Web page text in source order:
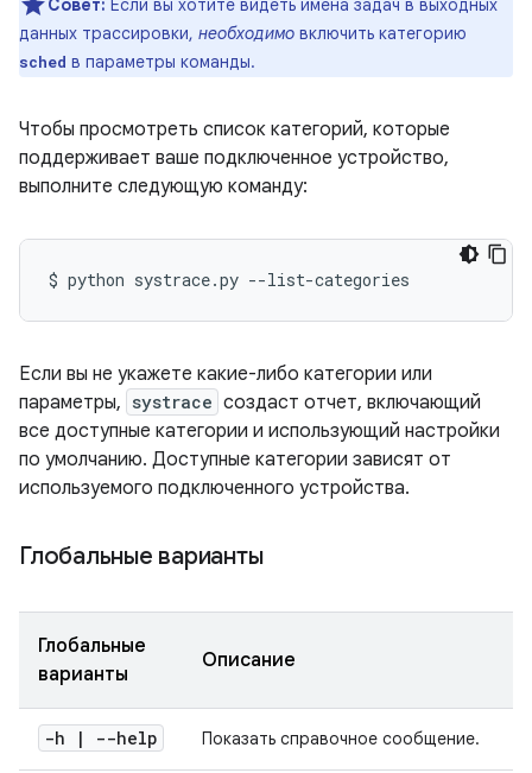
Совет: Если вы хотите видеть имена задач в выходных
данных трассировки, необходимо включить категорию
sched в параметры команды.
Чтобы просмотреть список категорий, которые
поддерживает ваше подключенное устройство,
выполните следующую команду:
$ python systrace.py
Если вы не укажете какие-либо категории или
параметры, systrace создаст отчет, включающий
все доступные категории и использующий настройки
по умолчанию. Доступные категории зависят от
используемого подключенного устройства.
Глобальные варианты
Глобальные
варианты
Описание
-h | --help Показать справочное сообщение.